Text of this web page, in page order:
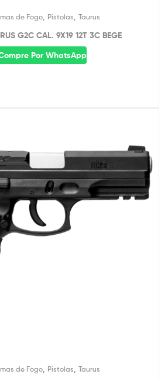
de Fogo Pistolas Taurus
G2C CAL. 9X19 12T 3C BEGE
Por WhatsApp
de Fogo Pistolas Taurus